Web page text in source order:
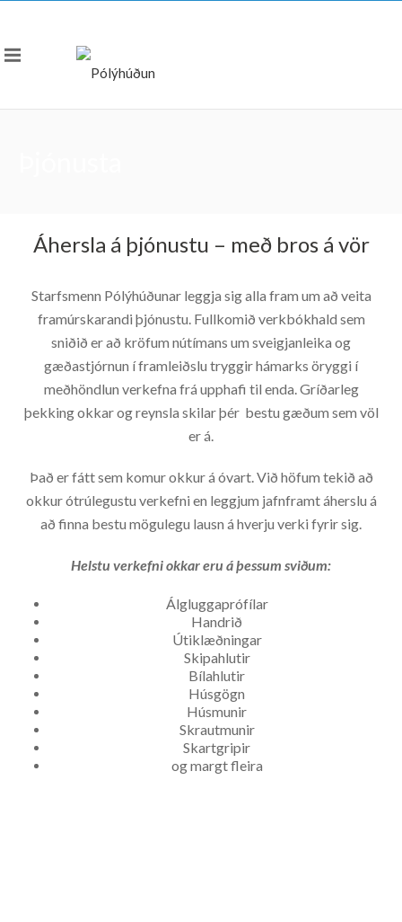
Áhersla á þjónustu – með bros á vör
Starfsmenn Pólýhúðunar leggja sig alla fram um að veita
framúrskarandi þjónustu. Fullkomið verkbókhald sem
sniðið er að kröfum nútímans um sveigjanleika og
gæðastjórnun í framleiðslu tryggir hámarks öryggi í
meðhöndlun verkefna frá upphafi til enda. Gríðarleg
þekking okkar og reynsla skilar þér bestu gæðum sem völ
er á.
Það er fátt sem komur okkur á óvart. Við höfum tekið að
okkur ótrúlegustu verkefni en leggjum jafnframt áherslu á
að finna bestu mögulegu lausn á hverju verki fyrir sig.
Helstu verkefni okkar eru á þessum sviðum:
Álgluggaprófílar
Handrið
Útiklæðningar
Skipahlutir
Bílahlutir
Húsgögn
Húsmunir
Skrautmunir
Skartgripir
og margt fleira